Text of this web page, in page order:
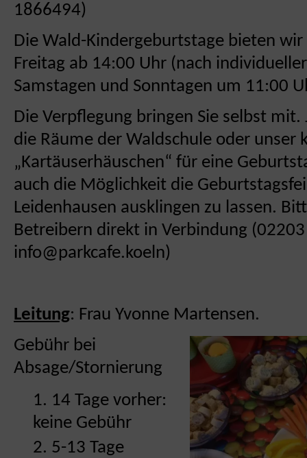
1866494)
Die Wald-Kindergeburtstage bieten
Freitag ab 14:00 Uhr (nach
Samstagen und Sonntagen um 11:00
Die Verpflegung bringen Sie selbst mit.
die Räume der Waldschule oder unser
„Kartäuserhäuschen“ für eine
auch die Möglichkeit die
Leidenhausen ausklingen zu lassen.
Betreibern direkt in Verbindung
info@parkcafe.koeln)
Leitung: Frau Yvonne Martensen.
Gebühr bei
Absage/Stornierung
14 Tage vorher:
keine Gebühr
5-13 Tage